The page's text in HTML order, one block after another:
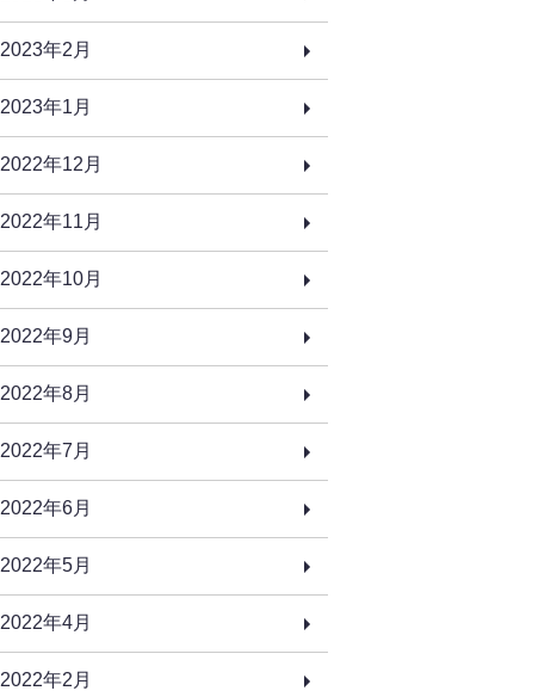
2023年2月
2023年1月
2022年12月
2022年11月
2022年10月
2022年9月
2022年8月
2022年7月
2022年6月
2022年5月
2022年4月
2022年2月